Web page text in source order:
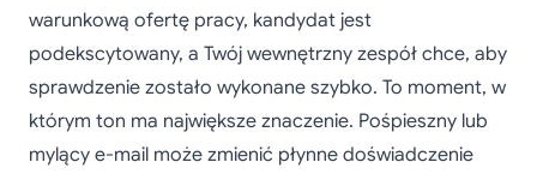
warunkową ofertę pracy, kandydat jest
podekscytowany, a Twój wewnętrzny zespół chce, aby
sprawdzenie zostało wykonane szybko. To moment, w
którym ton ma największe znaczenie. Pośpieszny lub
mylący e-mail może zmienić płynne doświadczenie